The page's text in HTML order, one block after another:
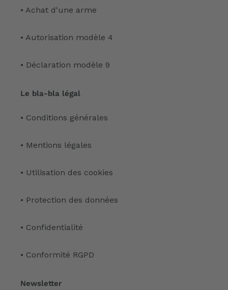
• Achat d'une arme
• Autorisation modèle 4
• Déclaration modèle 9
Le bla-bla légal
• Conditions générales
• Mentions légales
• Utilisation des cookies
• Protection des données
• Confidentialité
• Conformité RGPD
Newsletter